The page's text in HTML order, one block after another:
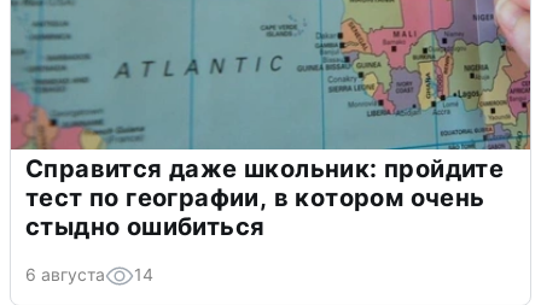
Справится даже школьник: пройдите
тест по географии, в котором очень
стыдно ошибиться
6 августа 14